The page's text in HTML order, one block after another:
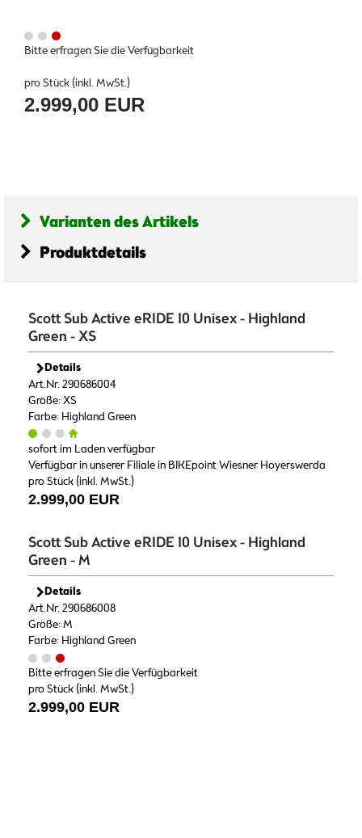
Bitte erfragen Sie die Verfügbarkeit
pro Stück (inkl. MwSt.)
2.999,00 EUR
Varianten des Artikels
Produktdetails
Scott Sub Active eRIDE 10 Unisex - Highland
Green - XS
Details
Art.Nr. 290686004
Größe: XS
Farbe: Highland Green
sofort im Laden verfügbar
Verfügbar in unserer Filiale in BIKEpoint Wiesner Hoyerswerda
pro Stück (inkl. MwSt.)
2.999,00 EUR
Scott Sub Active eRIDE 10 Unisex - Highland
Green - M
Details
Art.Nr. 290686008
Größe: M
Farbe: Highland Green
Bitte erfragen Sie die Verfügbarkeit
pro Stück (inkl. MwSt.)
2.999,00 EUR